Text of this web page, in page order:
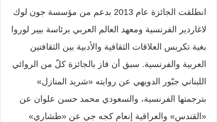
انطلقت الجائزة عام 2013 بدعم من مؤسسة جون لوك
لاغاردير الفرنسية ومعهد العالم العربي برئاسة بيير لوروا
بغية تكريس العلاقات الثقافية والأدبية بين الثقافتين
العربية والفرنسية. سبق أن فاز بالجائزة كلّ من الروائي
اللبناني جبّور الدويهي عن روايته «شريد المنازل»
بترجمتها الفرنسية، والسعودي محمد حسن علوان عن
«القندس» والعراقية إنعام كجه جي عن «طشاري»